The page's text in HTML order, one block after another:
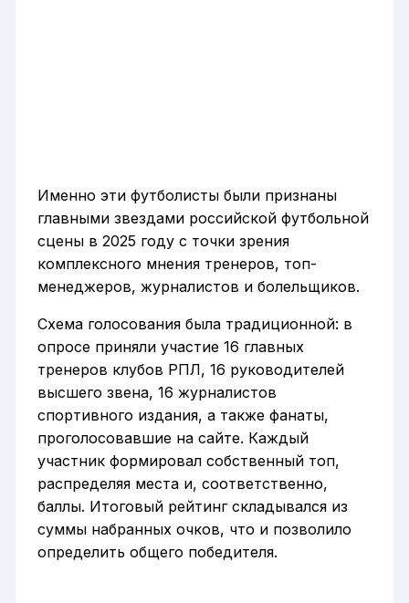
Именно эти футболисты были признаны
главными звездами российской футбольной
сцены в 2025 году с точки зрения
комплексного мнения тренеров, топ-
менеджеров, журналистов и болельщиков.
Схема голосования была традиционной: в
опросе приняли участие 16 главных
тренеров клубов РПЛ, 16 руководителей
высшего звена, 16 журналистов
спортивного издания, а также фанаты,
проголосовавшие на сайте. Каждый
участник формировал собственный топ,
распределяя места и, соответственно,
баллы. Итоговый рейтинг складывался из
суммы набранных очков, что и позволило
определить общего победителя.